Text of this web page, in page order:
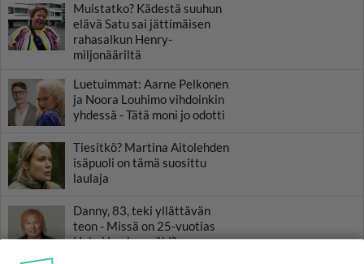
Muistatko? Kädestä suuhun
elävä Satu sai jättimäisen
rahasalkun Henry-
miljonääriltä
Luetuimmat: Aarne Pelkonen
ja Noora Louhimo vihdoinkin
yhdessä - Tätä moni jo odotti
Tiesitkö? Martina Aitolehden
isäpuoli on tämä suosittu
laulaja
Danny, 83, teki yllättävän
teon - Missä on 25-vuotias
Helmi Loukasmäki?